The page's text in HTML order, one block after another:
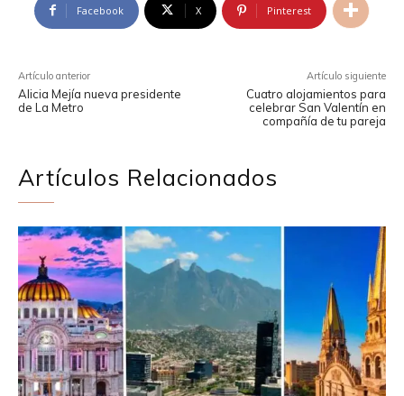
Facebook X Pinterest
Artículo anterior
Alicia Mejía nueva presidente
de La Metro
Artículo siguiente
Cuatro alojamientos para
celebrar San Valentín en
compañía de tu pareja
Artículos Relacionados